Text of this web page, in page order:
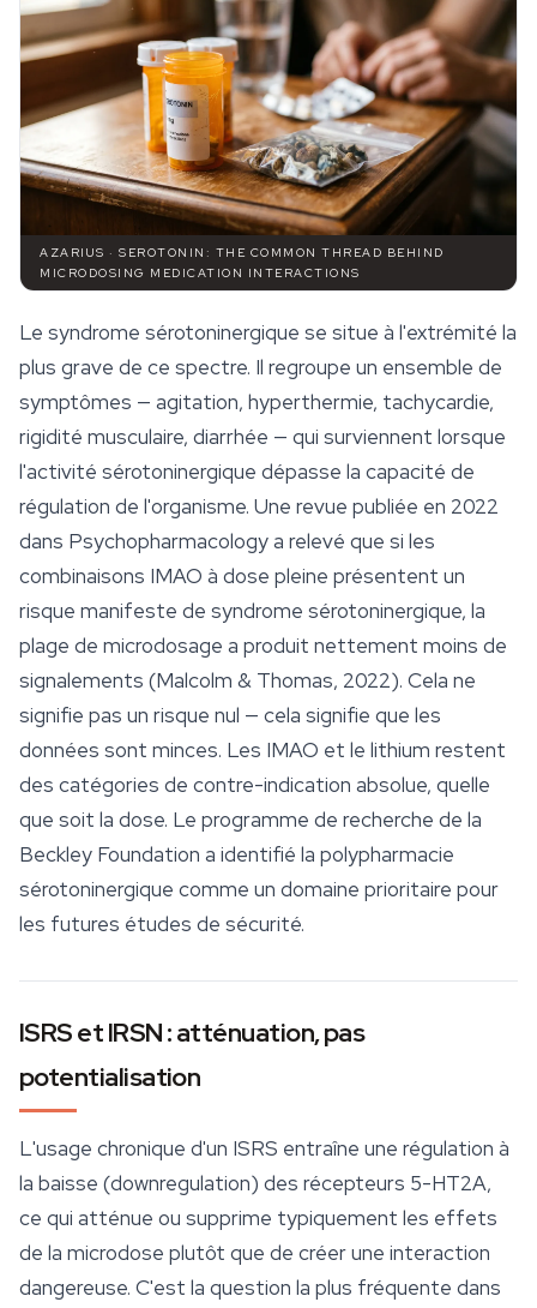
AZARIUS · SEROTONIN: THE COMMON THREAD BEHIND
MICRODOSING MEDICATION INTERACTIONS
Le syndrome sérotoninergique se situe à l'extrémité la
plus grave de ce spectre. Il regroupe un ensemble de
symptômes — agitation, hyperthermie, tachycardie,
rigidité musculaire, diarrhée — qui surviennent lorsque
l'activité sérotoninergique dépasse la capacité de
régulation de l'organisme. Une revue publiée en 2022
dans Psychopharmacologya relevé que si les
combinaisons IMAO à dose pleine présentent un
risque manifeste de syndrome sérotoninergique, la
plage de microdosage a produit nettement moins de
signalements (Malcolm & Thomas, 2022). Cela ne
signifie pas un risque nul — cela signifie que les
données sont minces. Les IMAO et le lithium restent
des catégories de contre-indication absolue, quelle
que soit la dose. Le programme de recherche de la
Beckley Foundation a identifié la polypharmacie
sérotoninergique comme un domaine prioritaire pour
les futures études de sécurité.
ISRS et IRSN : atténuation, pas
potentialisation
L'usage chronique d'un ISRS entraîne une régulation à
la baisse (downregulation) des récepteurs 5-HT2A,
ce qui atténue ou supprime typiquement les effets
de la microdose plutôt que de créer une interaction
dangereuse. C'est la question la plus fréquente dans